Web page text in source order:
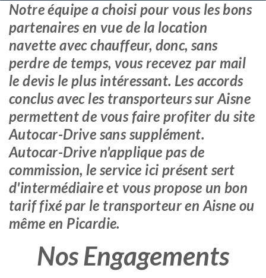
Notre équipe a choisi pour vous les bons
partenaires en vue de la location
navette avec chauffeur, donc, sans
perdre de temps, vous recevez par mail
le devis le plus intéressant. Les accords
conclus avec les transporteurs sur Aisne
permettent de vous faire profiter du site
Autocar-Drive sans supplément.
Autocar-Drive n'applique pas de
commission, le service ici présent sert
d'intermédiaire et vous propose un bon
tarif fixé par le transporteur en Aisne ou
même en Picardie.
Nos Engagements